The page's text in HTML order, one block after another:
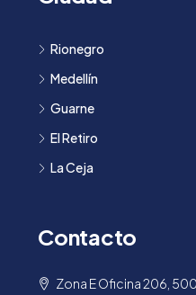
Rionegro
Medellín
Guarne
El Retiro
La Ceja
Contacto
Zona E Oficina 206,